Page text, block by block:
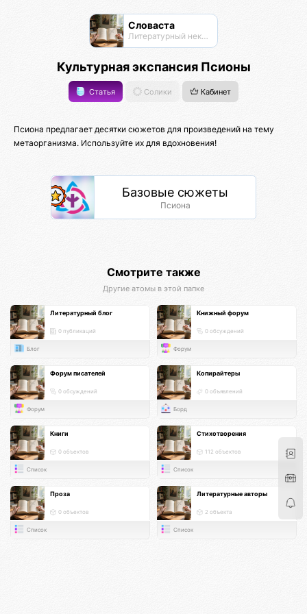
Словаста
Литературный нексус
Культурная экспансия Псионы
Статья Солики Кабинет
Псиона предлагает десятки сюжетов для произведений на тему
метаорганизма. Используйте их для вдохновения!
Базовые сюжеты
Псиона
Смотрите также
Другие атомы в этой папке
Литературный блог
0 публикаций
Блог
Книжный форум
0 обсуждений
Форум
Форум писателей
0 обсуждений
Форум
Копирайтеры
0 объявлений
Борд
Книги
0 объектов
Список
Стихотворения
112 объектов
Список
Проза
0 объектов
Список
Литературные авторы
2 объекта
Список